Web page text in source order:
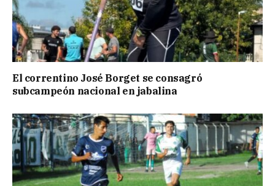
El correntino José Borget se consagró
subcampeón nacional en jabalina